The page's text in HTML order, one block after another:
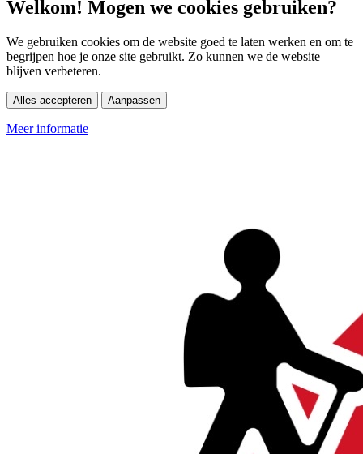
Welkom! Mogen we cookies gebruiken?
We gebruiken cookies om de website goed te laten werken en om te
begrijpen hoe je onze site gebruikt. Zo kunnen we de website
blijven verbeteren.
Alles accepteren Aanpassen
Meer informatie